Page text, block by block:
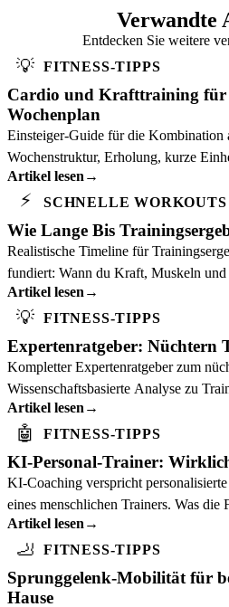
Verwandte
Entdecken Sie weitere
💡 FITNESS-TIPPS
Cardio und Krafttraining für
Wochenplan
Einsteiger-Guide für die Kombination
Wochenstruktur, Erholung, kurze
Progression.
Artikel lesen →
⚡ SCHNELLE WORKOUTS
Wie Lange Bis
Realistische Timeline für
fundiert: Wann du Kraft, Muskeln und
Artikel lesen →
💡 FITNESS-TIPPS
Expertenratgeber: Nüchtern
Kompletter Expertenratgeber zum
Wissenschaftsbasierte Analyse zu
Vorteile, Risiken und optimale Ansätze.
Artikel lesen →
🤖 FITNESS-TIPPS
KI-Personal-Trainer:
KI-Coaching verspricht
eines menschlichen Trainers. Was die
wer am meisten davon profitiert.
Artikel lesen →
🦶 FITNESS-TIPPS
Sprunggelenk-Mobilität für
Hause